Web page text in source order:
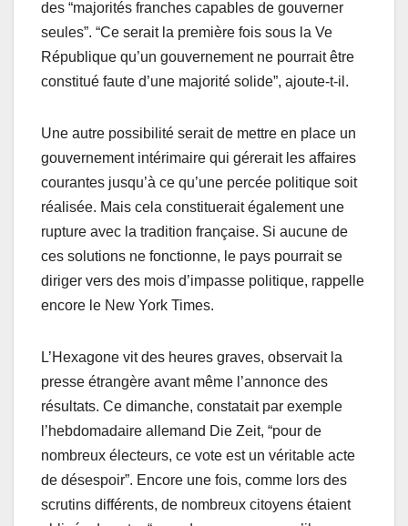
des “majorités franches capables de gouverner
seules”. “Ce serait la première fois sous la Ve
République qu’un gouvernement ne pourrait être
constitué faute d’une majorité solide”, ajoute-t-il.
Une autre possibilité serait de mettre en place un
gouvernement intérimaire qui gérerait les affaires
courantes jusqu’à ce qu’une percée politique soit
réalisée. Mais cela constituerait également une
rupture avec la tradition française. Si aucune de
ces solutions ne fonctionne, le pays pourrait se
diriger vers des mois d’impasse politique, rappelle
encore le New York Times.
L’Hexagone vit des heures graves, observait la
presse étrangère avant même l’annonce des
résultats. Ce dimanche, constatait par exemple
l’hebdomadaire allemand Die Zeit, “pour de
nombreux électeurs, ce vote est un véritable acte
de désespoir”. Encore une fois, comme lors des
scrutins différents, de nombreux citoyens étaient